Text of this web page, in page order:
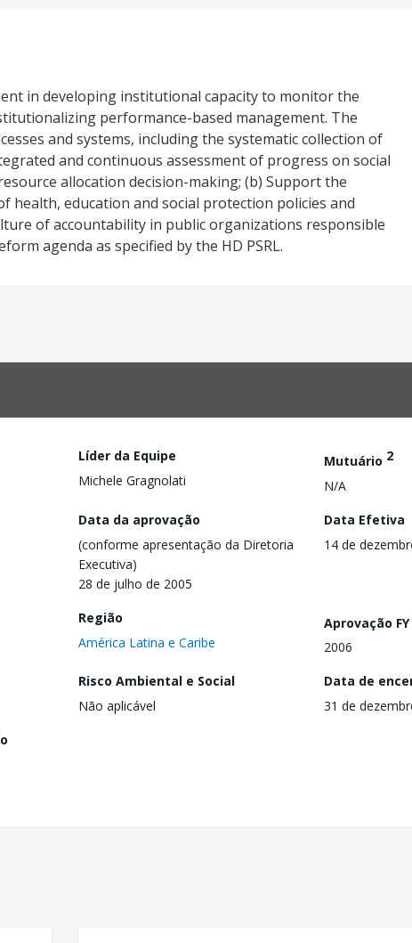
in developing institutional capacity to monitor the
performance-based management. The
and systems, including the systematic collection of
and continuous assessment of progress on social
allocation decision-making; (b) Support the
health, education and social protection policies and
of accountability in public organizations responsible
agenda as specified by the HD PSRL.
Líder da Equipe
Michele Gragnolati
Mutuário 2
N/A
Data da aprovação
(conforme apresentação da Diretoria
Executiva)
28 de julho de 2005
Data Efetiva
14 de
Região
América Latina e Caribe
Aprovação FY
2006
Risco Ambiental e Social
Não aplicável
Data de
31 de